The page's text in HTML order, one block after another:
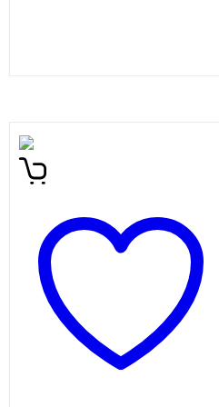
Roman Črna ovojnica
opisuje težko življenje v
komunističnega režima ter
v izseljenstvu. Osredotoča
se na posameznika,
njegovo samoto in
zapisanost vztrajanju, na
vprašanja resnice, smisla
in problematičnih odnosov,
ki jih je skalilo sumničenje.